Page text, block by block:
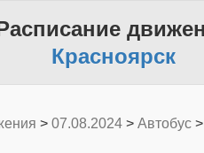
Красноярск
> 07.08.2024 > Автобус